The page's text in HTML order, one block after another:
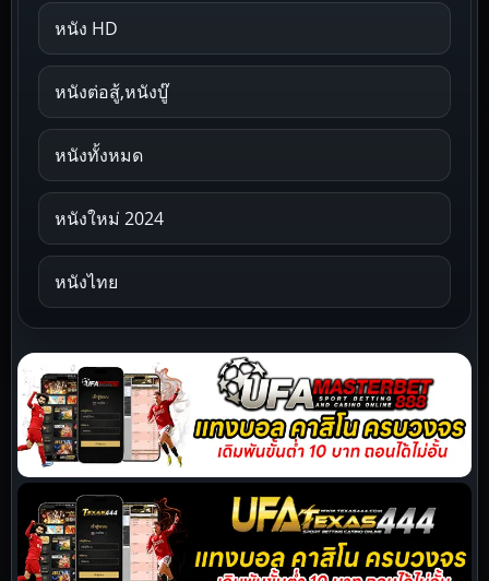
หนัง HD
หนังต่อสู้,หนังบู๊
หนังทั้งหมด
หนังใหม่ 2024
หนังไทย